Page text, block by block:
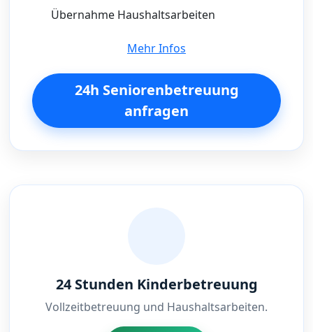
Übernahme Haushaltsarbeiten
Mehr Infos
24h Seniorenbetreuung
anfragen
24 Stunden Kinderbetreuung
Vollzeitbetreuung und Haushaltsarbeiten.